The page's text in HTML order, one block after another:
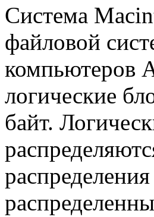
Система
файловой
компьютеров
логические
байт.